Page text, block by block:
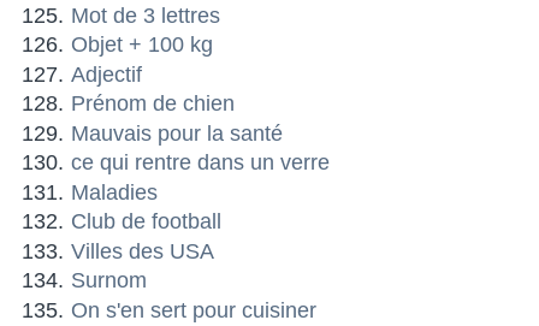
Mot de 3 lettres
Objet + 100 kg
Adjectif
Prénom de chien
Mauvais pour la santé
ce qui rentre dans un verre
Maladies
Club de football
Villes des USA
Surnom
On s'en sert pour cuisiner